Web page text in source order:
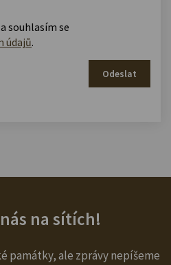
souhlasím se
údajů.
Odeslat
na sítích!
památky, ale zprávy nepíšeme